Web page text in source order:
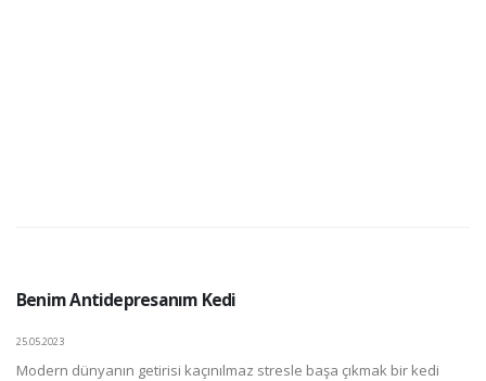
Benim Antidepresanım Kedi
25.05.2023
Modern dünyanın getirisi kaçınılmaz stresle başa çıkmak bir kedi